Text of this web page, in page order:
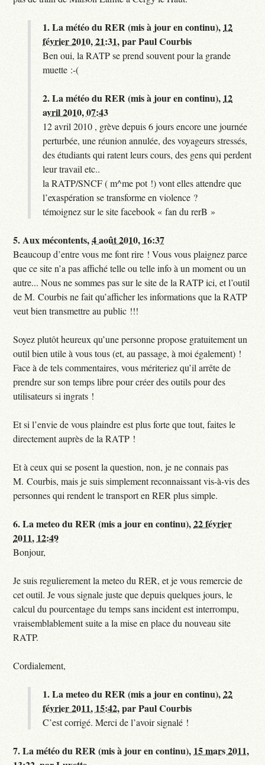
1.La météo du RER (mis à jour en continu), 12
février 2010, 21:31,parPaul Courbis
Ben oui, la RATP se prend souvent pour la grande
muette :-(
2.La météo du RER (mis à jour en continu), 12
avril 2010, 07:43
12 avril 2010 , grève depuis 6 jours encore une journée
perturbée, une réunion annulée, des voyageurs stressés,
des étudiants qui ratent leurs cours, des gens qui perdent
leur travail etc..
la RATP/SNCF ( m^me pot !) vont elles attendre que
l’exaspération se transforme en violence ?
témoignez sur le site facebook « fan du rerB »
5.Aux mécontents,4 août 2010, 16:37
Beaucoup d’entre vous me font rire ! Vous vous plaignez parce
que ce site n’a pas affiché telle ou telle info à un moment ou un
autre... Nous ne sommes pas sur le site de la RATP ici, et l’outil
de M. Courbis ne fait qu’afficher les informations que la RATP
veut bien transmettre au public !!!
Soyez plutôt heureux qu’une personne propose gratuitement un
outil bien utile à vous tous (et, au passage, à moi également) !
Face à de tels commentaires, vous mériteriez qu’il arrête de
prendre sur son temps libre pour créer des outils pour des
utilisateurs si ingrats !
Et si l’envie de vous plaindre est plus forte que tout, faites le
directement auprès de la RATP !
Et à ceux qui se posent la question, non, je ne connais pas
M. Courbis, mais je suis simplement reconnaissant vis-à-vis des
personnes qui rendent le transport en RER plus simple.
6.La meteo du RER (mis a jour en continu),22 février
2011, 12:49
Bonjour,
Je suis regulierement la meteo du RER, et je vous remercie de
cet outil. Je vous signale juste que depuis quelques jours, le
calcul du pourcentage du temps sans incident est interrompu,
vraisemblablement suite a la mise en place du nouveau site
RATP.
Cordialement,
1.La meteo du RER (mis a jour en continu),22
février 2011, 15:42,parPaul Courbis
C’est corrigé. Merci de l’avoir signalé !
7.La météo du RER (mis à jour en continu), 15 mars 2011,